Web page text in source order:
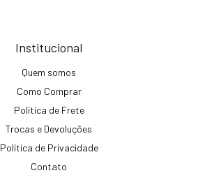
Institucional
Quem somos
Como Comprar
Política de Frete
Trocas e Devoluções
Política de Privacidade
Contato